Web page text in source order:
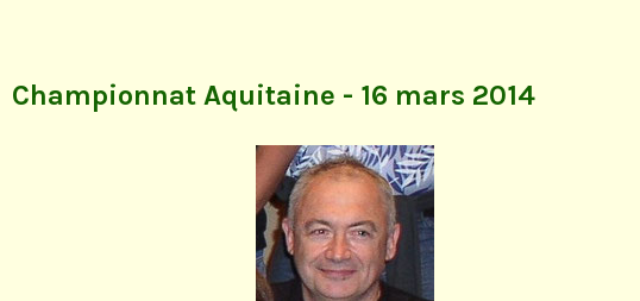
Championnat Aquitaine - 16 mars 2014